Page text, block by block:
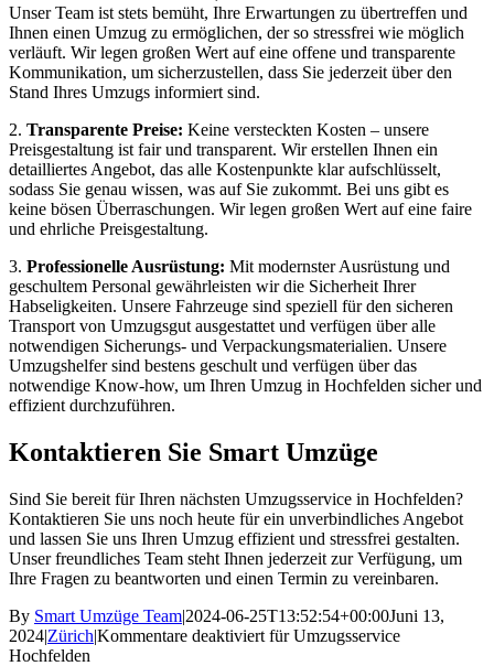
Unser Team ist stets bemüht, Ihre Erwartungen zu übertreffen und
Ihnen einen Umzug zu ermöglichen, der so stressfrei wie möglich
verläuft. Wir legen großen Wert auf eine offene und transparente
Kommunikation, um sicherzustellen, dass Sie jederzeit über den
Stand Ihres Umzugs informiert sind.
2. Transparente Preise: Keine versteckten Kosten – unsere
Preisgestaltung ist fair und transparent. Wir erstellen Ihnen ein
detailliertes Angebot, das alle Kostenpunkte klar aufschlüsselt,
sodass Sie genau wissen, was auf Sie zukommt. Bei uns gibt es
keine bösen Überraschungen. Wir legen großen Wert auf eine faire
und ehrliche Preisgestaltung.
3. Professionelle Ausrüstung: Mit modernster Ausrüstung und
geschultem Personal gewährleisten wir die Sicherheit Ihrer
Habseligkeiten. Unsere Fahrzeuge sind speziell für den sicheren
Transport von Umzugsgut ausgestattet und verfügen über alle
notwendigen Sicherungs- und Verpackungsmaterialien. Unsere
Umzugshelfer sind bestens geschult und verfügen über das
notwendige Know-how, um Ihren Umzug in Hochfelden sicher und
effizient durchzuführen.
Kontaktieren Sie Smart Umzüge
Sind Sie bereit für Ihren nächsten Umzugsservice in Hochfelden?
Kontaktieren Sie uns noch heute für ein unverbindliches Angebot
und lassen Sie uns Ihren Umzug effizient und stressfrei gestalten.
Unser freundliches Team steht Ihnen jederzeit zur Verfügung, um
Ihre Fragen zu beantworten und einen Termin zu vereinbaren.
By Smart Umzüge Team|2024-06-25T13:52:54+00:00Juni 13,
2024|Zürich|Kommentare deaktiviert für Umzugsservice
Hochfelden